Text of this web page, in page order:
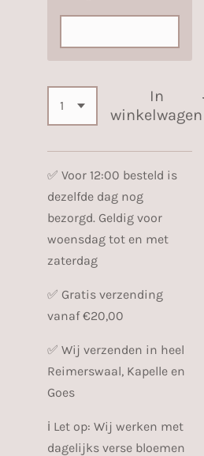
In
winkelwagen
✅️ Voor 12:00 besteld is
dezelfde dag nog
bezorgd. Geldig voor
woensdag tot en met
zaterdag
✅️ Gratis verzending
vanaf €20,00
✅️ Wij verzenden in heel
Reimerswaal, Kapelle en
Goes
ℹ️ Let op: Wij werken met
dagelijks verse bloemen